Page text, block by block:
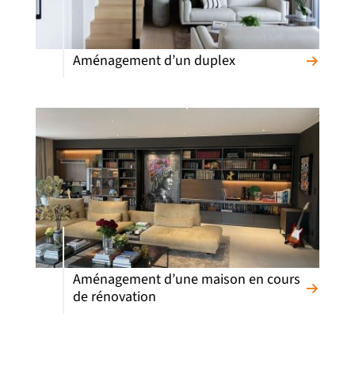
Aménagement d’un duplex
Aménagement d’une maison en cours
de rénovation